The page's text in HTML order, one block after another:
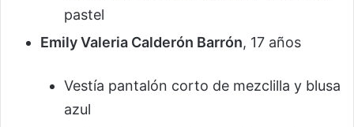
pastel
Emily Valeria Calderón Barrón, 17 años
Vestía pantalón corto de mezclilla y blusa
azul